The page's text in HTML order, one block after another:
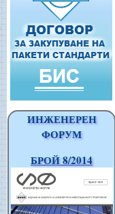
ИНЖЕНЕРЕН
ФОРУМ
БРОЙ 8/2014